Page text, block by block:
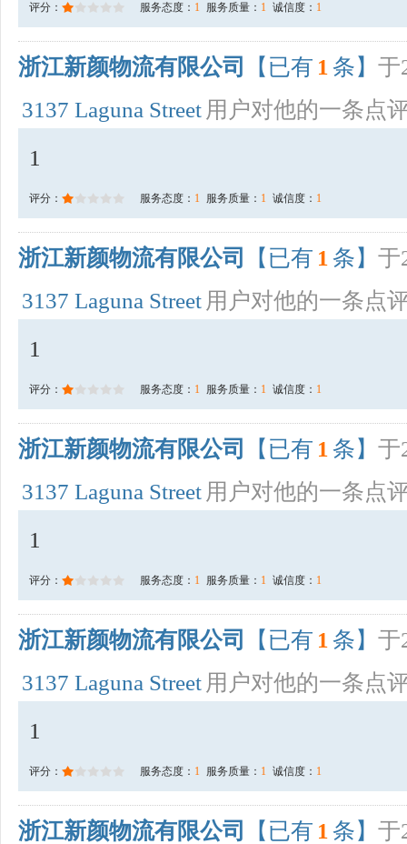
评分： 服务态度： 1 服务质量： 1 诚信度： 1
浙江新颜物流有限公司 【已有 1 条】 于
3137 Laguna Street 用户对他的一条点
1
评分： 服务态度： 1 服务质量： 1 诚信度： 1
浙江新颜物流有限公司 【已有 1 条】 于
3137 Laguna Street 用户对他的一条点
1
评分： 服务态度： 1 服务质量： 1 诚信度： 1
浙江新颜物流有限公司 【已有 1 条】 于
3137 Laguna Street 用户对他的一条点
1
评分： 服务态度： 1 服务质量： 1 诚信度： 1
浙江新颜物流有限公司 【已有 1 条】 于
3137 Laguna Street 用户对他的一条点
1
评分： 服务态度： 1 服务质量： 1 诚信度： 1
浙江新颜物流有限公司 【已有 1 条】 于